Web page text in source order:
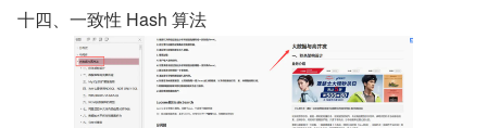
十四、一致性 Hash 算法